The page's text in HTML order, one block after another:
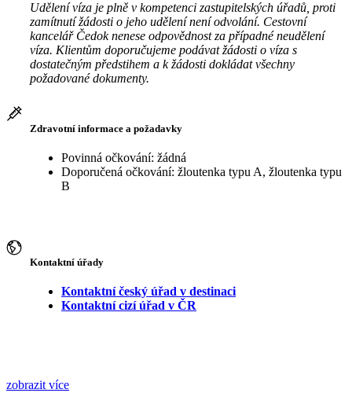
Udělení víza je plně v kompetenci zastupitelských úřadů, proti
zamítnutí žádosti o jeho udělení není odvolání. Cestovní
kancelář Čedok nenese odpovědnost za případné neudělení
víza. Klientům doporučujeme podávat žádosti o víza s
dostatečným předstihem a k žádosti dokládat všechny
požadované dokumenty.
Zdravotní informace a požadavky
Povinná očkování: žádná
Doporučená očkování: žloutenka typu A, žloutenka typu
B
Kontaktní úřady
Kontaktní český úřad v destinaci
Kontaktní cizí úřad v ČR
zobrazit více